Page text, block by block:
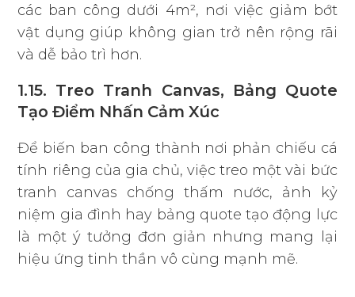
các ban công dưới 4m², nơi việc giảm bớt
vật dụng giúp không gian trở nên rộng rãi
và dễ bảo trì hơn.
1.15. Treo Tranh Canvas, Bảng Quote
Tạo Điểm Nhấn Cảm Xúc
Để biến ban công thành nơi phản chiếu cá
tính riêng của gia chủ, việc treo một vài bức
tranh canvas chống thấm nước, ảnh kỷ
niệm gia đình hay bảng quote tạo động lực
là một ý tưởng đơn giản nhưng mang lại
hiệu ứng tinh thần vô cùng mạnh mẽ.